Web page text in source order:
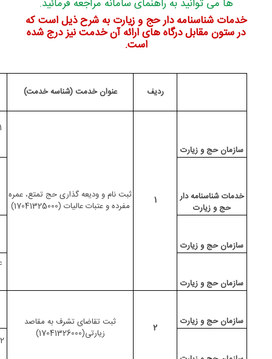
ها می توانید به راهنمای سامانه مراجعه فرمائید.
خدمات شناسنامه دار حج و زیارت به شرح ذیل است که
در ستون مقابل درگاه های ارائه آن خدمت نیز درج شده
است.
ردیف عنوان خدمت (شناسه خدمت)
سازمان حج و زیارت
1
ثبت نام و ودیعه گذاری حج تمتع، عمره
مفرده و عتبات عالیات (17041325000)
1- ودیعه
خدمات شناسنامه دار
حج و زیارت
سازمان حج و زیارت
سازمان حج و زیارت
4-تعیین
سازمان حج و زیارت 2
ثبت تقاضای تشرف به مقاصد
زیارتی(17041326000)
2-ثبت نام زائران حج تمتع، عمره